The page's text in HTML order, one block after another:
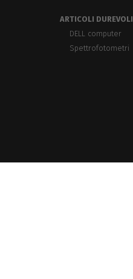
ARTICOLI DUREVOLI
DELL computer
Spettrofotometri